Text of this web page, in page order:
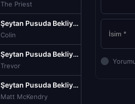
The Priest
Şeytan Pusuda Bekliyor Hellraiser izle (2022)
Colin
Şeytan Pusuda Bekliyor Hellraiser izle (2022)
Trevor
Şeytan Pusuda Bekliyor Hellraiser izle (2022)
Matt McKendry